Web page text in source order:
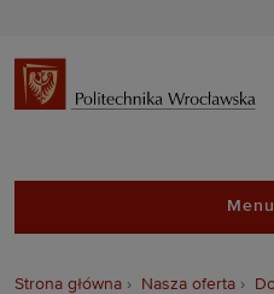
Menu
Strona główna Nasza oferta